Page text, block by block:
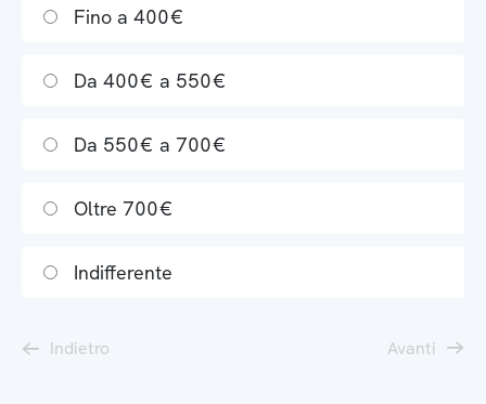
Fino a 400€
Da 400€ a 550€
Da 550€ a 700€
Oltre 700€
Indifferente
Indietro Avanti